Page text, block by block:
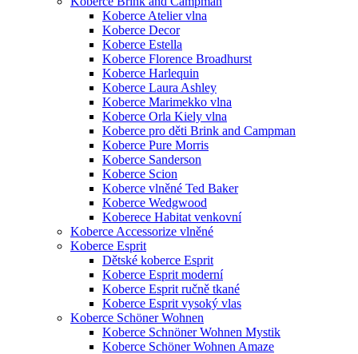
Koberce Atelier vlna
Koberce Decor
Koberce Estella
Koberce Florence Broadhurst
Koberce Harlequin
Koberce Laura Ashley
Koberce Marimekko vlna
Koberce Orla Kiely vlna
Koberce pro děti Brink and Campman
Koberce Pure Morris
Koberce Sanderson
Koberce Scion
Koberce vlněné Ted Baker
Koberce Wedgwood
Koberece Habitat venkovní
Koberce Accessorize vlněné
Koberce Esprit
Dětské koberce Esprit
Koberce Esprit moderní
Koberce Esprit ručně tkané
Koberce Esprit vysoký vlas
Koberce Schöner Wohnen
Koberce Schnöner Wohnen Mystik
Koberce Schöner Wohnen Amaze